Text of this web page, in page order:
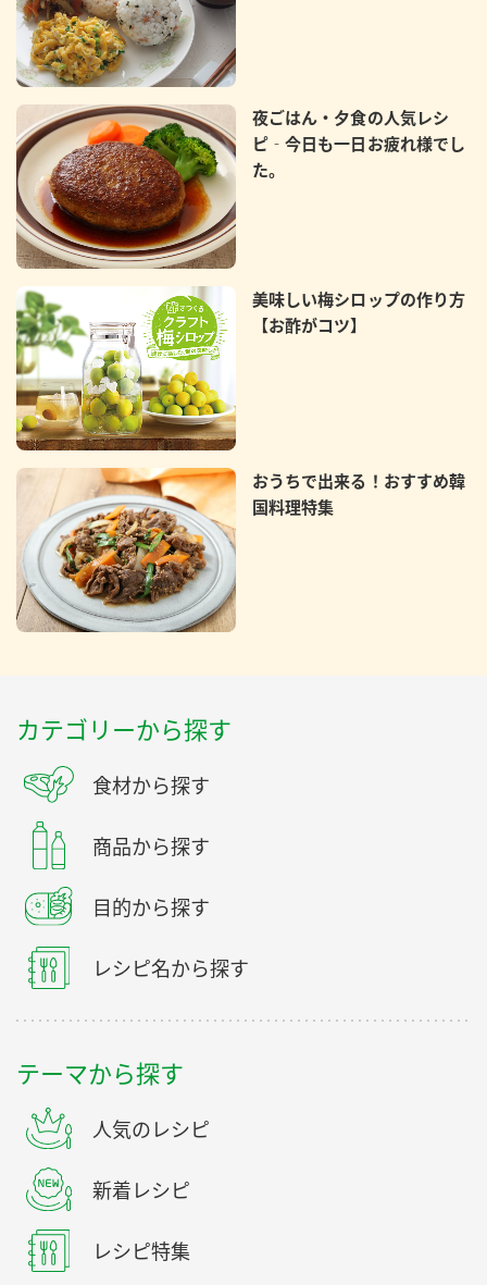
夜ごはん・夕食の人気レシ
ピ‐今日も一日お疲れ様でし
た。
美味しい梅シロップの作り方
【お酢がコツ】
おうちで出来る！おすすめ韓
国料理特集
カテゴリーから探す
食材から探す
商品から探す
目的から探す
レシピ名から探す
テーマから探す
人気のレシピ
新着レシピ
レシピ特集